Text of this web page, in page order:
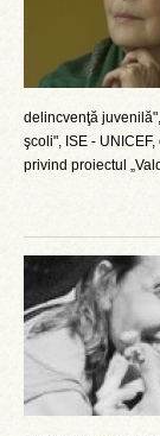
delincvenţă
şcoli", ISE -
privind proiectul